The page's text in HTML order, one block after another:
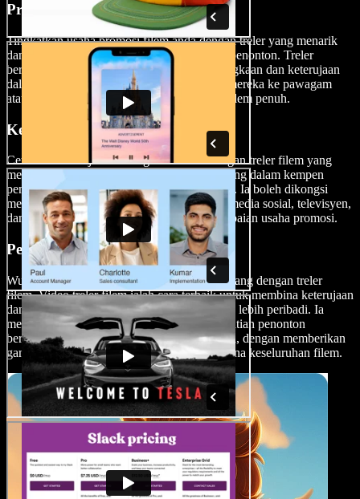
Promosi Filem
Tingkatkan usaha promosi filem anda dengan treler yang menarik
dan meninggalkan kesan mendalam kepada penonton. Treler
berfungsi sebagai teaser, membangkitkan jangkaan dan keterujaan
dalam kalangan penonton serta mendorong mereka ke pawagam
atau platform dalam talian untuk menonton filem penuh.
Kempen Pemasaran
Cetuskan keterujaan tentang filem anda dengan treler filem yang
memukau. Treler filem ialah komponen penting dalam kempen
pemasaran menyeluruh untuk sesebuah filem. Ia boleh dikongsi
merentasi pelbagai saluran media, termasuk media sosial, televisyen,
dan pawagam, sekali gus memperluaskan capaian usaha promosi.
Penglibatan Penonton
Wujudkan jangkaan untuk tayangan akan datang dengan treler
filem. Video treler filem ialah cara terbaik untuk membina keterujaan
dan berhubung dengan penonton anda secara lebih peribadi. Ia
menjadi elemen penting dalam menarik perhatian penonton
berpotensi dan membangkitkan minat mereka, dengan memberikan
gambaran awal jalan cerita, watak, dan suasana keseluruhan filem.